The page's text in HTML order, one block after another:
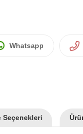
Whatsapp
Seçenekleri